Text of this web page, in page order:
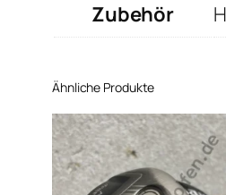
Zubehör
Ähnliche Produkte